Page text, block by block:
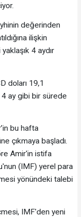
değerinden
ilişkin
4 aydır
doları 19,1
4 ay gibi bir sürede
bu hafta
çıkmaya başladı.
Amir'in istifa
(IMF) yerel para
yönündeki talebi
IMF'den yeni